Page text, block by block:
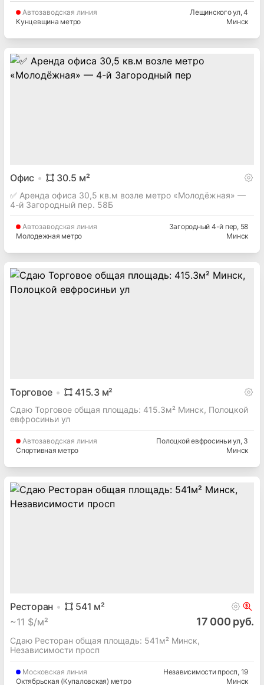
Автозаводская линия
Кунцевщина метро
Лещинского ул, 4
Минск
Офис 30.5 м²
✅ Аренда офиса 30,5 кв.м возле метро «Молодёжная» —
4-й Загородный пер. 58Б
Автозаводская линия
Молодежная метро
Загородный 4-й пер, 58
Минск
Торговое 415.3м²
Сдаю Торговое общая площадь: 415.3м² Минск, Полоцкой
евфросиньи ул
Автозаводская линия
Спортивная метро
Полоцкой евфросиньи ул, 3
Минск
Ресторан 541 м²
~11 $/м² 17 000 руб.
Сдаю Ресторан общая площадь: 541м² Минск,
Независимости просп
Московская линия
Октябрьская (Купаловская) метро
Независимости просп, 19
Минск